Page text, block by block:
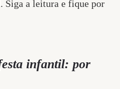
Siga a leitura e fique por
infantil: por